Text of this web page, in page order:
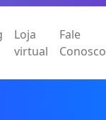
Loja
virtual
Fale
Conosco